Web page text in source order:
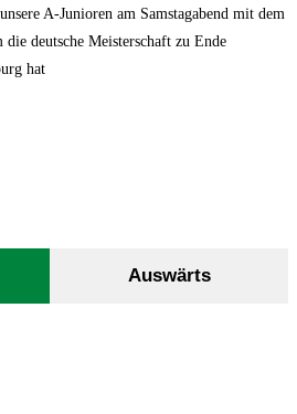
A-Junioren am Samstagabend mit dem
deutsche Meisterschaft zu Ende
hat
Auswärts